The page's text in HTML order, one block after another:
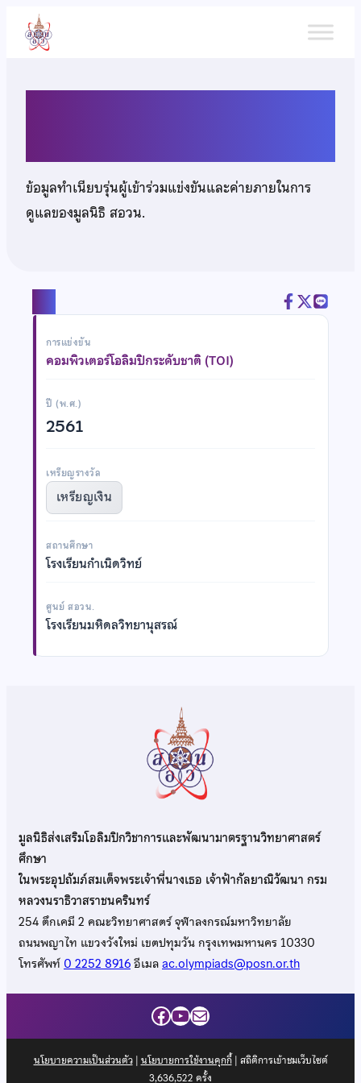
เนื้อหา
ข้อมูลทำเนียบรุ่นผู้เข้าร่วมแข่งขันและค่ายภายในการ
ดูแลของมูลนิธิ สอวน.
การแข่งขัน
คอมพิวเตอร์โอลิมปิกระดับชาติ (TOI)
ปี (พ.ศ.)
2561
เหรียญรางวัล
เหรียญเงิน
สถานศึกษา
โรงเรียนกำเนิดวิทย์
ศูนย์ สอวน.
โรงเรียนมหิดลวิทยานุสรณ์
มูลนิธิส่งเสริมโอลิมปิกวิชาการและพัฒนามาตรฐานวิทยาศาสตร์
ศึกษา
ในพระอุปถัมภ์สมเด็จพระเจ้าพี่นางเธอ เจ้าฟ้ากัลยาณิวัฒนา กรม
หลวงนราธิวาสราชนครินทร์
254 ตึกเคมี 2 คณะวิทยาศาสตร์ จุฬาลงกรณ์มหาวิทยาลัย
ถนนพญาไท แขวงวังใหม่ เขตปทุมวัน กรุงเทพมหานคร 10330
โทรศัพท์0 2252 8916อีเมลac.olympiads@posn.or.th
Facebook
YouTube
Mail
นโยบายความเป็นส่วนตัว| นโยบายการใช้งานคุกกี้| สถิติการเข้าชมเว็บไซต์
3,636,522 ครั้ง